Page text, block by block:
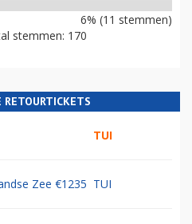
6% (11 stemmen)
stemmen: 170
RETOURTICKETS
TUI
Zee €1235 TUI